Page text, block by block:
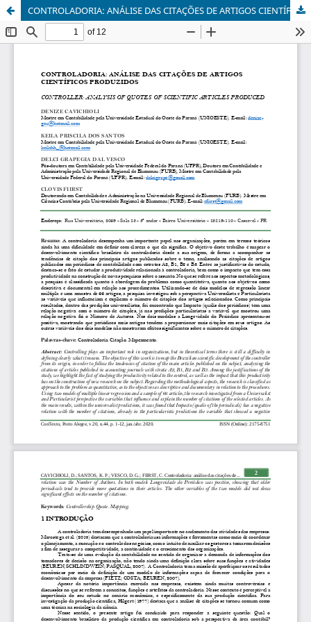
CONTROLADORIA: ANÁLISE DAS CITAÇÕES DE ARTIGOS CIENTÍFICOS PRODUZIDOS